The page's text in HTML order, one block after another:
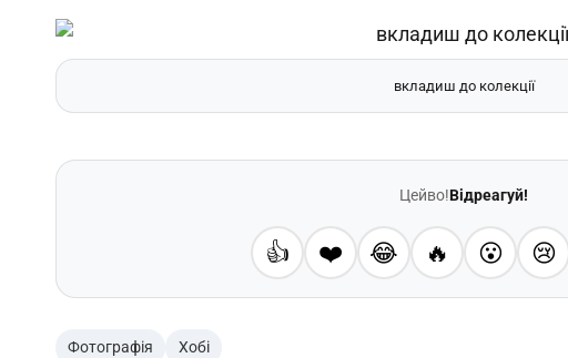
вкладиш до колекції
Цейво!Відреагуй!
👍 ❤️ 😂 🔥 😮 😢
Фотографія Хобі